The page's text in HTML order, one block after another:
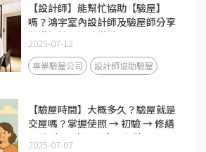
【設計師】能幫忙協助【驗屋】
嗎？鴻宇室內設計師及驗屋師分享
裝潢設計及複驗常識！
2025-07-12
專業驗屋公司 設計師協助驗屋
【驗屋時間】大概多久？驗屋就是
交屋嗎？掌握使照 → 初驗 → 修繕
→ 複驗 → 交屋五大里程碑
2025-07-07